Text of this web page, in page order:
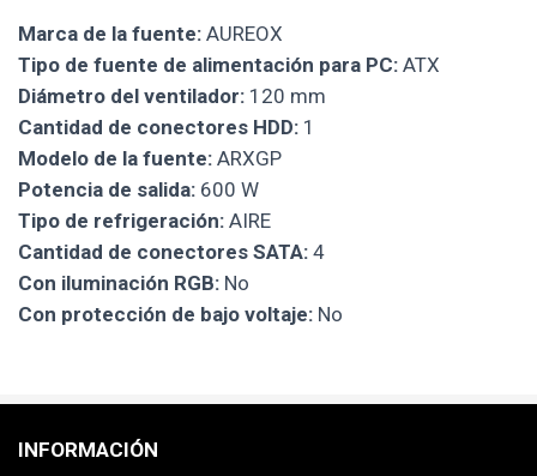
Marca de la fuente: AUREOX
Tipo de fuente de alimentación para PC: ATX
Diámetro del ventilador: 120 mm
Cantidad de conectores HDD: 1
Modelo de la fuente: ARXGP
Potencia de salida: 600 W
Tipo de refrigeración: AIRE
Cantidad de conectores SATA: 4
Con iluminación RGB: No
Con protección de bajo voltaje: No
INFORMACIÓN